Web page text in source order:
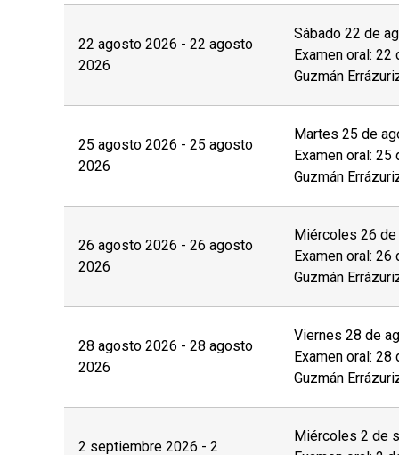
Puedes revisar aquí más información
22 agosto 2026 - 22 agosto
2026
Sábado 22 de
Examen oral:
Guzmán
25 agosto 2026 - 25 agosto
2026
Martes 25 de
Examen oral:
Guzmán
26 agosto 2026 - 26 agosto
2026
Miércoles 26 de
Examen oral:
Guzmán
28 agosto 2026 - 28 agosto
2026
Viernes 28 de
Examen oral:
Guzmán
2 septiembre 2026 - 2
Miércoles 2 de